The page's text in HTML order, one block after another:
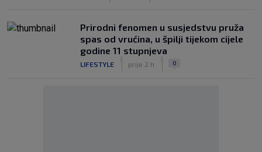
Prirodni fenomen u susjedstvu pruža
spas od vrućina, u špilji tijekom cijele
godine 11 stupnjeva
LIFESTYLE prije 2 h 0